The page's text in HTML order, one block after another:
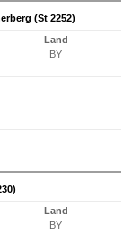
(St 2252)
Land
BY
Land
BY